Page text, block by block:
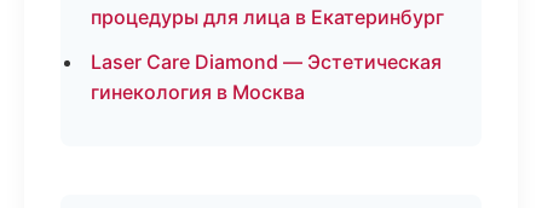
процедуры для лица в Екатеринбург
Laser Care Diamond — Эстетическая
гинекология в Москва